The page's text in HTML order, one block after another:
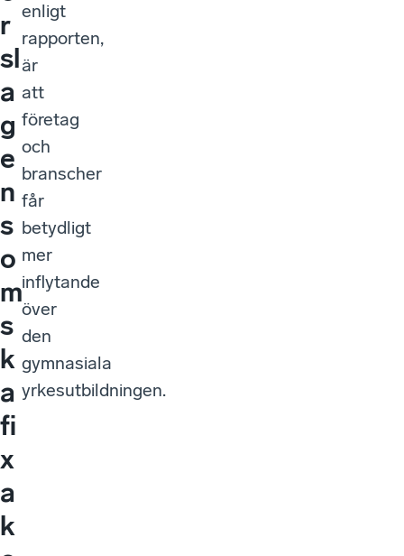
r
sl
a
g
e
n
s
o
m
s
k
a
fi
x
a
k
enligt
rapporten,
är
att
företag
och
branscher
får
betydligt
mer
inflytande
över
den
gymnasiala
yrkesutbildningen.